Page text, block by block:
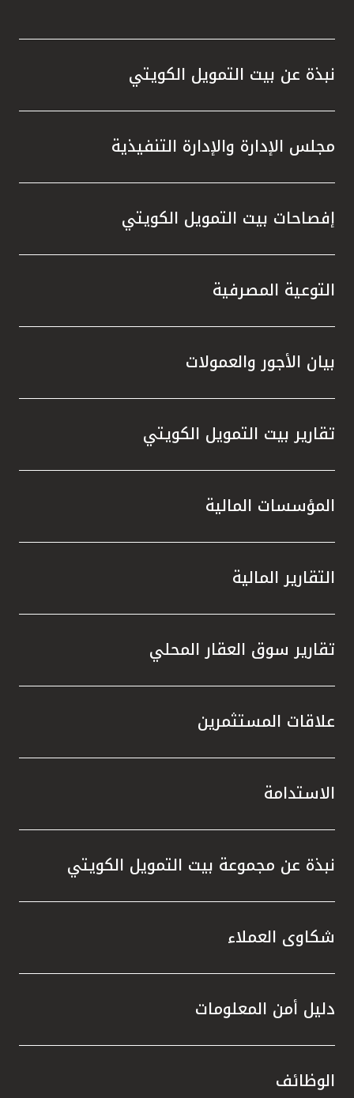
نبذة عن بيت التمويل الكويتي
مجلس الإدارة والإدارة التنفيذية
إفصاحات بيت التمويل الكويتي
التوعية المصرفية
بيان الأجور والعمولات
تقارير بيت التمويل الكويتي
المؤسسات المالية
التقارير المالية
تقارير سوق العقار المحلي
علاقات المستثمرين
الاستدامة
نبذة عن مجموعة بيت التمويل الكويتي
شكاوى العملاء
دليل أمن المعلومات
الوظائف